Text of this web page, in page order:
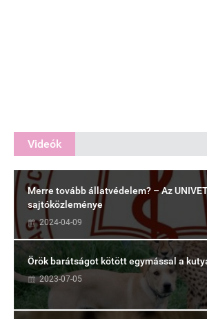
Videók
Merre tovább állatvédelem? – Az
sajtóközleménye
2024-04-09
Örök barátságot kötött egymással a
2023-07-05